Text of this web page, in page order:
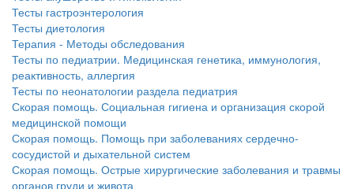
Тесты гастроэнтерология
Тесты диетология
Терапия - Методы обследования
Тесты по педиатрии. Медицинская генетика, иммунология,
реактивность, аллергия
Тесты по неонатологии раздела педиатрия
Скорая помощь. Социальная гигиена и организация скорой
медицинской помощи
Скорая помощь. Помощь при заболеваниях сердечно-
сосудистой и дыхательной систем
Скорая помощь. Острые хирургические заболевания и травмы
органов груди и живота